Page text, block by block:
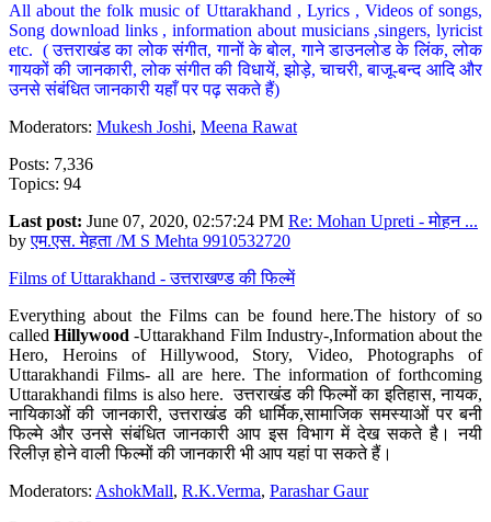
All about the folk music of Uttarakhand , Lyrics , Videos of songs,
Song download links , information about musicians ,singers, lyricist
etc. ( उत्तराखंड का लोक संगीत, गानों के बोल, गाने डाउनलोड के लिंक, लोक
गायकों की जानकारी, लोक संगीत की विधायें, झोड़े, चाचरी, बाजू-बन्द आदि और
उनसे संबंधित जानकारी यहाँ पर पढ़ सकते हैं)
Moderators: Mukesh Joshi, Meena Rawat
Posts: 7,336
Topics: 94
Last post: June 07, 2020, 02:57:24 PM Re: Mohan Upreti - मोहन ...
byएम.एस. मेहता /M S Mehta 9910532720
Films of Uttarakhand - उत्तराखण्ड की फिल्में
Everything about the Films can be found here.The history of so
calledHillywood-Uttarakhand Film Industry-,Information about the
Hero, Heroins of Hillywood, Story, Video, Photographs of
Uttarakhandi Films- all are here. The information of forthcoming
Uttarakhandi films is also here. उत्तराखंड की फिल्मों का इतिहास, नायक,
नायिकाओं की जानकारी, उत्तराखंड की धार्मिक,सामाजिक समस्याओं पर बनी
फिल्मे और उनसे संबंधित जानकारी आप इस विभाग में देख सकते है। नयी
रिलीज़ होने वाली फिल्मों की जानकारी भी आप यहां पा सकते हैं।
Moderators: AshokMall, R.K.Verma, Parashar Gaur